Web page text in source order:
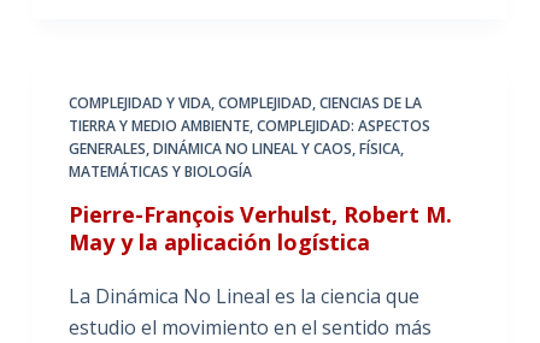
COMPLEJIDAD Y VIDA,COMPLEJIDAD, CIENCIAS DE LA
TIERRA Y MEDIO AMBIENTE,COMPLEJIDAD: ASPECTOS
GENERALES,DINÁMICA NO LINEAL Y CAOS,FÍSICA,
MATEMÁTICAS Y BIOLOGÍA
Pierre-François Verhulst, Robert M.
May y la aplicación logística
La Dinámica No Lineal es la ciencia que
estudio el movimiento en el sentido más